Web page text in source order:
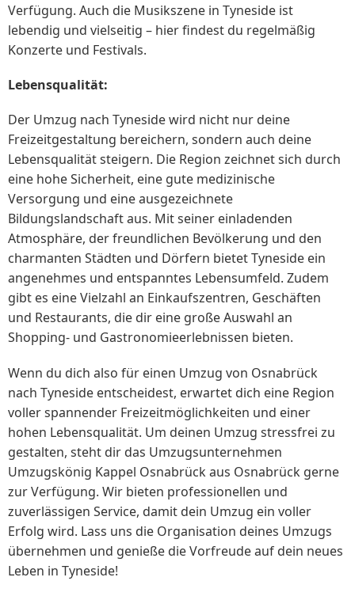
Verfügung. Auch die Musikszene in Tyneside ist
lebendig und vielseitig – hier findest du regelmäßig
Konzerte und Festivals.
Lebensqualität:
Der Umzug nach Tyneside wird nicht nur deine
Freizeitgestaltung bereichern, sondern auch deine
Lebensqualität steigern. Die Region zeichnet sich durch
eine hohe Sicherheit, eine gute medizinische
Versorgung und eine ausgezeichnete
Bildungslandschaft aus. Mit seiner einladenden
Atmosphäre, der freundlichen Bevölkerung und den
charmanten Städten und Dörfern bietet Tyneside ein
angenehmes und entspanntes Lebensumfeld. Zudem
gibt es eine Vielzahl an Einkaufszentren, Geschäften
und Restaurants, die dir eine große Auswahl an
Shopping- und Gastronomieerlebnissen bieten.
Wenn du dich also für einen Umzug von Osnabrück
nach Tyneside entscheidest, erwartet dich eine Region
voller spannender Freizeitmöglichkeiten und einer
hohen Lebensqualität. Um deinen Umzug stressfrei zu
gestalten, steht dir das Umzugsunternehmen
Umzugskönig Kappel Osnabrück aus Osnabrück gerne
zur Verfügung. Wir bieten professionellen und
zuverlässigen Service, damit dein Umzug ein voller
Erfolg wird. Lass uns die Organisation deines Umzugs
übernehmen und genieße die Vorfreude auf dein neues
Leben in Tyneside!